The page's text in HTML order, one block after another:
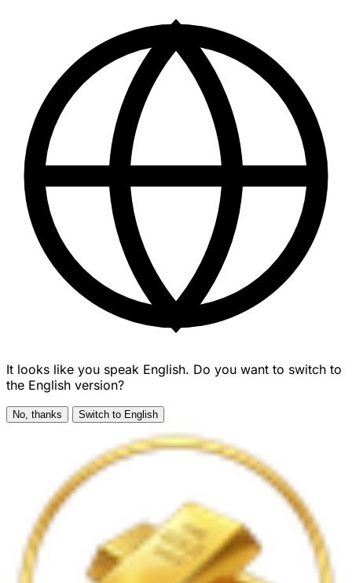
It looks like you speak English. Do you want to switch to
the English version?
No, thanks Switch to English